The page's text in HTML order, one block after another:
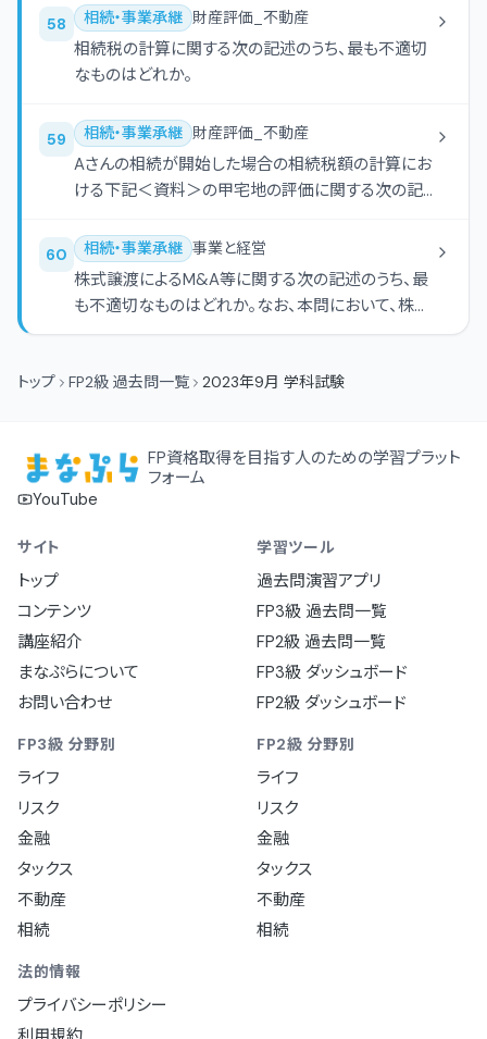
58 相続・事業承継 財産評価_不動産
相続税の計算に関する次の記述のうち、最も不適切
なものはどれか。
59 相続・事業承継 財産評価_不動産
Aさんの相続が開始した場合の相続税額の計算にお
ける下記＜資料＞の甲宅地の評価に関する次の記
い事項については考慮しないものとする。
60 相続・事業承継 事業と経営
株式譲渡によるM&A等に関する次の記述のうち、最
も不適切なものはどれか。なお、本問において、株式
会社は非上場会社であるものとする。
トップ FP2級 過去問一覧 2023年9月 学科試験
FP資格取得を目指す人のための学習プラット
フォーム
YouTube
サイト
トップ
コンテンツ
講座紹介
まなぷらについて
お問い合わせ
学習ツール
過去問演習アプリ
FP3級 過去問一覧
FP2級 過去問一覧
FP3級 ダッシュボード
FP2級 ダッシュボード
FP3級 分野別
ライフ
リスク
金融
タックス
不動産
相続
FP2級 分野別
ライフ
リスク
金融
タックス
不動産
相続
法的情報
プライバシーポリシー